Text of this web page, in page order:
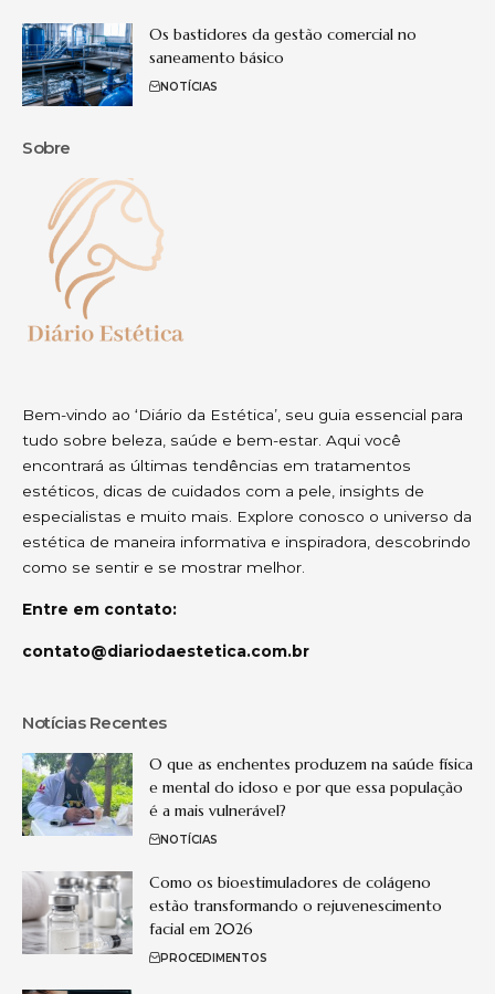
Os bastidores da gestão comercial no
saneamento básico
NOTÍCIAS
Sobre
Bem-vindo ao ‘Diário da Estética’, seu guia essencial para
tudo sobre beleza, saúde e bem-estar. Aqui você
encontrará as últimas tendências em tratamentos
estéticos, dicas de cuidados com a pele, insights de
especialistas e muito mais. Explore conosco o universo da
estética de maneira informativa e inspiradora, descobrindo
como se sentir e se mostrar melhor.
Entre em contato:
contato@diariodaestetica.com.br
Notícias Recentes
O que as enchentes produzem na saúde física
e mental do idoso e por que essa população
é a mais vulnerável?
NOTÍCIAS
Como os bioestimuladores de colágeno
estão transformando o rejuvenescimento
facial em 2026
PROCEDIMENTOS